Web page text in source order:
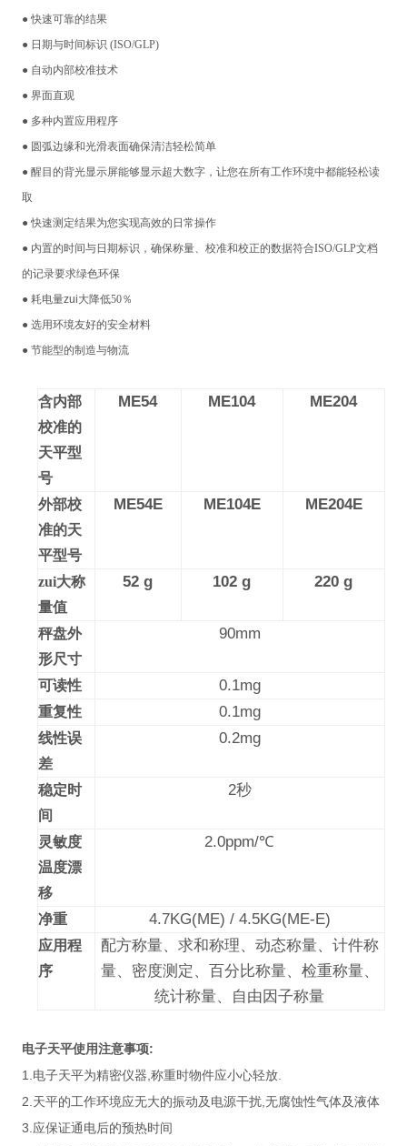
●快速可靠的结果
● 日期与时间标识 (ISO/GLP)
● 自动内部校准技术
● 界面直观
● 多种内置应用程序
● 圆弧边缘和光滑表面确保清洁轻松简单
● 醒目的背光显示屏能够显示超大数字，让您在所有工作环境中都能轻松读
取
●快速测定结果为您实现高效的日常操作
● 内置的时间与日期标识，确保称量、校准和校正的数据符合ISO/GLP文档
的记录要求绿色环保
● 耗电量zui大降低50％
● 选用环境友好的安全材料
● 节能型的制造与物流
含内部
校准的
天平型
号
ME54 ME104 ME204
外部校
准的天
平型号
ME54E ME104E ME204E
zui大称
量值
52 g 102 g 220 g
秤盘外
形尺寸
90mm
可读性 0.1mg
重复性 0.1mg
线性误
差
0.2mg
稳定时
间
2秒
灵敏度
温度漂
移
2.0ppm/℃
净重 4.7KG(ME) / 4.5KG(ME-E)
应用程
序
配方称量、求和称理、动态称量、计件称
量、密度测定、百分比称量、检重称量、
统计称量、自由因子称量
电子天平使用注意事项:
1.电子天平为精密仪器,称重时物件应小心轻放.
2.天平的工作环境应无大的振动及电源干扰,无腐蚀性气体及液体
3.应保证通电后的预热时间